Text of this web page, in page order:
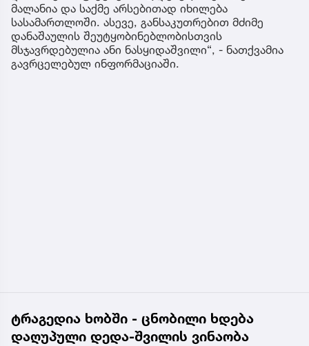
მალანია და საქმე არსებითად იხილება
სასამართლოში. ასევე, განსაკუთრებით მძიმე
დანაშაულის შეუტყობინებლობისთვის
მსჯავრდებულია ანი ნასყიდაშვილი“, - ნათქვამია
გავრცელებულ ინფორმაციაში.
ტრაგედია ხობში - ცნობილი ხდება
დაღუპული დედა-შვილის ვინაობა